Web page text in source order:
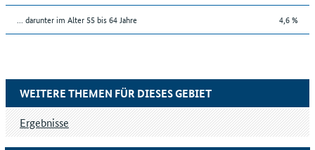
... darunter im Alter 55 bis 64 Jahre 4,6 %
WEITERE THEMEN FÜR DIESES GEBIET
Ergebnisse